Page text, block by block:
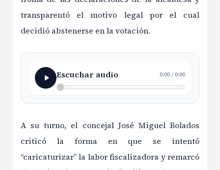
transparentó el motivo legal por el cual
decidió abstenerse en la votación.
Escuchar audio 0:00/0:00
A su turno, el concejal José Miguel Bolados
criticó la forma en que se intentó
“caricaturizar” la labor fiscalizadora y remarcó